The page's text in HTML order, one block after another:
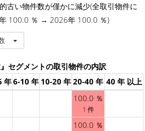
古い物件数が僅かに減少(全取引物件に
100.0 ％ → 2026年 100.0 ％)
』セグメントの取引物件の内訳
年6-10 年 10-20 年 20-40 年 40 年 以上
100.0 ％
1 件
100.0 ％